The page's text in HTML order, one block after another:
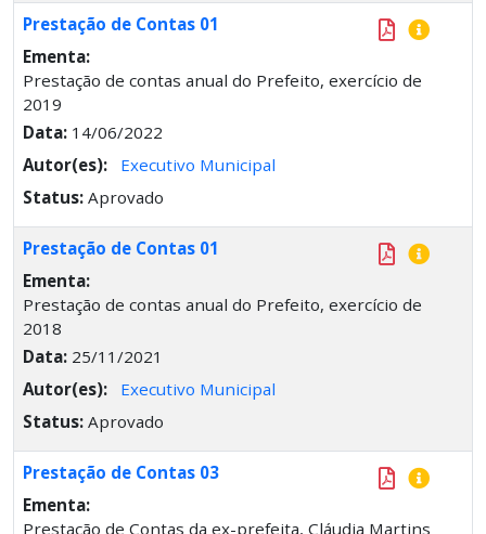
Prestação de Contas 01
Ementa:
Prestação de contas anual do Prefeito, exercício de
2019
Data: 14/06/2022
Autor(es):
Executivo Municipal
Status: Aprovado
Prestação de Contas 01
Ementa:
Prestação de contas anual do Prefeito, exercício de
2018
Data: 25/11/2021
Autor(es):
Executivo Municipal
Status: Aprovado
Prestação de Contas 03
Ementa:
Prestação de Contas da ex-prefeita, Cláudia Martins